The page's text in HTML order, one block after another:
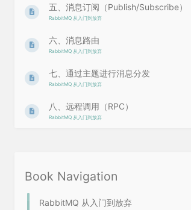
Book Navigation
RabbitMQ 从入门到放弃
五、消息订阅（Publish/Subscribe）
RabbitMQ 从入门到放弃
六、消息路由
RabbitMQ 从入门到放弃
七、通过主题进行消息分发
RabbitMQ 从入门到放弃
八、远程调用（RPC）
RabbitMQ 从入门到放弃